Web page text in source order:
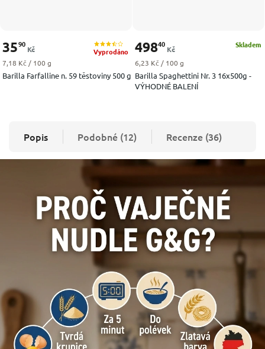
Barilla Farfalline n. 59 těstoviny 500 g
Vyprodáno
3590
Kč
Měrná cena:
7,18 Kč / 100 g
Barilla Spaghettini Nr. 3 16x500g -
VÝHODNÉ BALENÍ
Skladem
49840
Kč
Měrná cena:
6,23 Kč / 100 g
Popis Podobné (12) Recenze (36)